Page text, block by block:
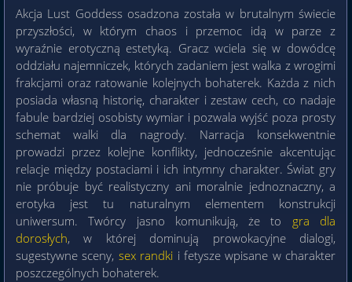
Akcja Lust Goddess osadzona została w brutalnym świecie
przyszłości, w którym chaos i przemoc idą w parze z
wyraźnie erotyczną estetyką. Gracz wciela się w dowódcę
oddziału najemniczek, których zadaniem jest walka z wrogimi
frakcjami oraz ratowanie kolejnych bohaterek. Każda z nich
posiada własną historię, charakter i zestaw cech, co nadaje
fabule bardziej osobisty wymiar i pozwala wyjść poza prosty
schemat walki dla nagrody. Narracja konsekwentnie
prowadzi przez kolejne konflikty, jednocześnie akcentując
relacje między postaciami i ich intymny charakter. Świat gry
nie próbuje być realistyczny ani moralnie jednoznaczny, a
erotyka jest tu naturalnym elementem konstrukcji
uniwersum. Twórcy jasno komunikują, że to gra dla
dorosłych, w której dominują prowokacyjne dialogi,
sugestywne sceny, sex randki i fetysze wpisane w charakter
poszczególnych bohaterek.